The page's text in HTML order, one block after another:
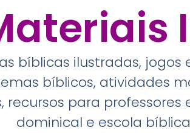
bíblicas ilustradas,
bíblicos, atividades
recursos para
dominical e escola bíblica